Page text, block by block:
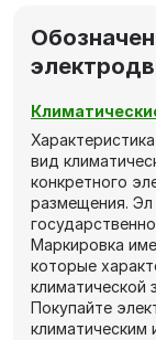
вид
конкретного
размещения. Эл
Маркировка
которые
климатической
Покупайте
климатическим